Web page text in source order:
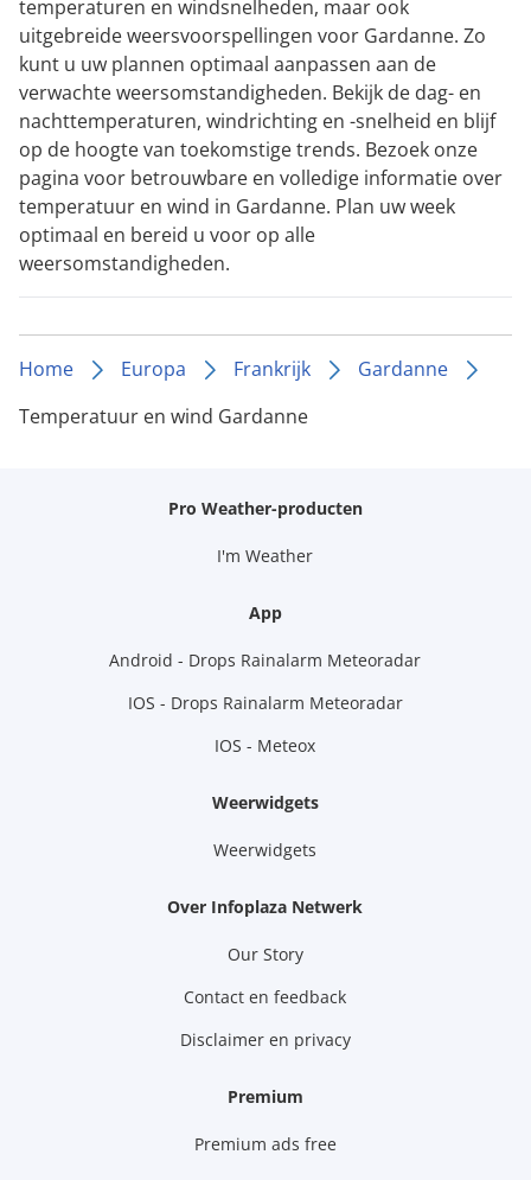
temperaturen en windsnelheden, maar ook
uitgebreide weersvoorspellingen voor Gardanne. Zo
kunt u uw plannen optimaal aanpassen aan de
verwachte weersomstandigheden. Bekijk de dag- en
nachttemperaturen, windrichting en -snelheid en blijf
op de hoogte van toekomstige trends. Bezoek onze
pagina voor betrouwbare en volledige informatie over
temperatuur en wind in Gardanne. Plan uw week
optimaal en bereid u voor op alle
weersomstandigheden.
Home Europa Frankrijk
Gardanne
Temperatuur en wind Gardanne
Pro Weather-producten
I'm Weather
App
Android - Drops Rainalarm Meteoradar
IOS - Drops Rainalarm Meteoradar
IOS - Meteox
Weerwidgets
Weerwidgets
Over Infoplaza Netwerk
Our Story
Contact en feedback
Disclaimer en privacy
Premium
Premium ads free